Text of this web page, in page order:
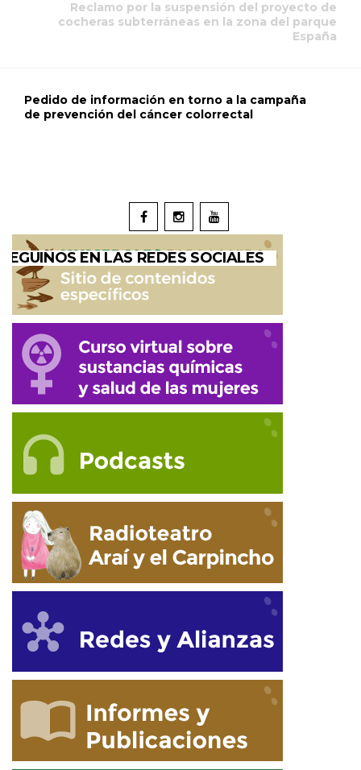
Reclamo por la suspensión del proyecto de
cocheras subterráneas en la zona del parque
España
Pedido de información en torno a la campaña
de prevención del cáncer colorrectal
SEGUINOS EN LAS REDES SOCIALES